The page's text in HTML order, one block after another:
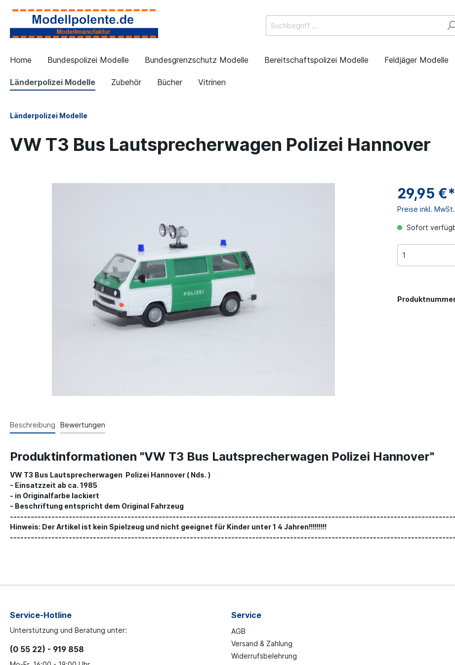
Home Bundespolizei Modelle Bundesgrenzschutz Modelle Bereitschaftspolizei Modelle Feldjäger Modelle
Länderpolizei Modelle Zubehör Bücher Vitrinen
Länderpolizei Modelle
VW T3 Bus Lautsprecherwagen Polizei Hannover
29,95 €*
Preise inkl.
Sofort
Beschreibung Bewertungen
Produktinformationen "VW T3 Bus Lautsprecherwagen Polizei Hannover"
VW T3 Bus Lautsprecherwagen Polizei Hannover ( Nds. )
- Einsatzzeit ab ca. 1985
- in Originalfarbe lackiert
- Beschriftung entspricht dem Original Fahrzeug
Hinweis: Der Artikel ist kein Spielzeug und nicht geeignet für Kinder unter 1 4 Jahren!!!!!!!!!
Service-Hotline
Unterstützung und Beratung unter:
(0 55 22) - 919 858
Service
AGB
Versand & Zahlung
Widerrufsbelehrung